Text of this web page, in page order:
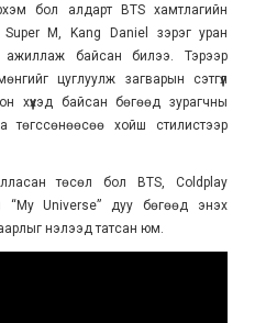
бол алдарт BTS хамтлагийн
Super M, Kang Daniel зэрэг уран
ажиллаж байсан билээ. Тэрээр
цуглуулж загварын сэтгүүл
хүүхэд байсан бөгөөд зурагчны
төгссөнөөсөө хойш стилистээр
төсөл бол BTS, Coldplay
Universe” дуу бөгөөд энэхүү
нэлээд татсан юм.